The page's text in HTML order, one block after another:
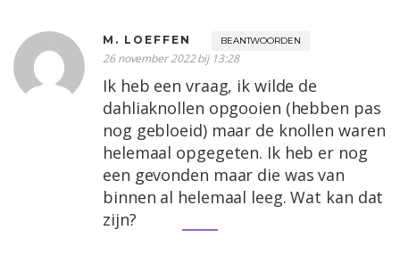
M. LOEFFEN BEANTWOORDEN
26 november 2022 bij 13:28
Ik heb een vraag, ik wilde de
dahliaknollen opgooien (hebben pas
nog gebloeid) maar de knollen waren
helemaal opgegeten. Ik heb er nog
een gevonden maar die was van
binnen al helemaal leeg. Wat kan dat
zijn?